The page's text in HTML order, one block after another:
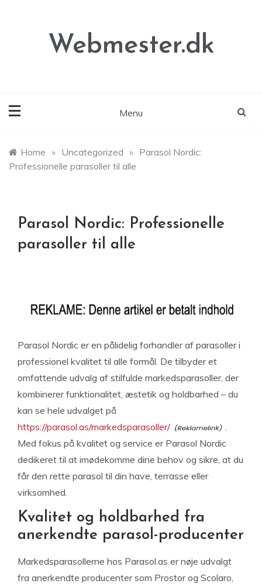
Webmester.dk
Menu
Home » Uncategorized » Parasol Nordic:
Professionelle parasoller til alle
Parasol Nordic: Professionelle
parasoller til alle
Parasol Nordic er en pålidelig forhandler af parasoller i
professionel kvalitet til alle formål. De tilbyder et
omfattende udvalg af stilfulde markedsparasoller, der
kombinerer funktionalitet, æstetik og holdbarhed – du
kan se hele udvalget på
https://parasol.as/markedsparasoller/
.
Med fokus på kvalitet og service er Parasol Nordic
dedikeret til at imødekomme dine behov og sikre, at du
får den rette parasol til din have, terrasse eller
virksomhed.
Kvalitet og holdbarhed fra
anerkendte parasol-producenter
Markedsparasollerne hos Parasol.as er nøje udvalgt
fra anerkendte producenter som Prostor og Scolaro,